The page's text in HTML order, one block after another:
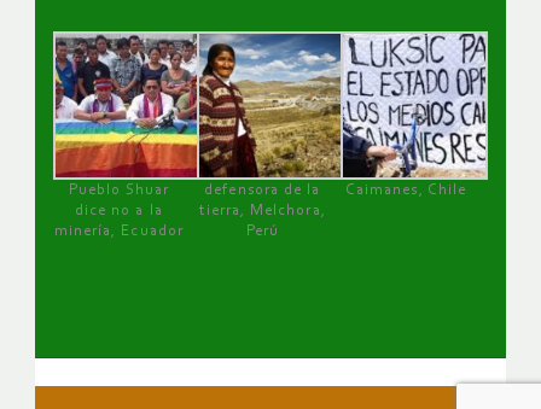
Pueblo Shuar
dice no a la
minería, Ecuador
defensora de la
tierra, Melchora,
Perú
Caimanes, Chile